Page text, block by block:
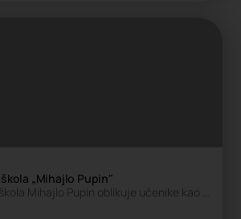
„Mihajlo Pupin"
Osnovna škola Mihajlo Pupin oblikuje učenike kao samostalne, odgovorne i kritički misleće pojedince spremne…